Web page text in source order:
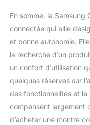
En somme, la Samsung
connectée qui allie
et bonne autonomie.
la recherche d’un
un confort d’utilisation
quelques réserves sur
des fonctionnalités et
compensent largement
d’acheter une montre